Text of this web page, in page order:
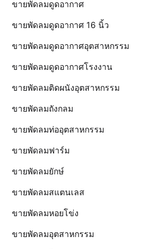
ขายพัดลมดูดอากาศ
ขายพัดลมดูดอากาศ 16 นิ้ว
ขายพัดลมดูดอากาศอุตสาหกรรม
ขายพัดลมดูดอากาศโรงงาน
ขายพัดลมติดผนังอุตสาหกรรม
ขายพัดลมถังกลม
ขายพัดลมท่ออุตสาหกรรม
ขายพัดลมฟาร์ม
ขายพัดลมยักษ์
ขายพัดลมสแตนเลส
ขายพัดลมหอยโข่ง
ขายพัดลมอุตสาหกรรม